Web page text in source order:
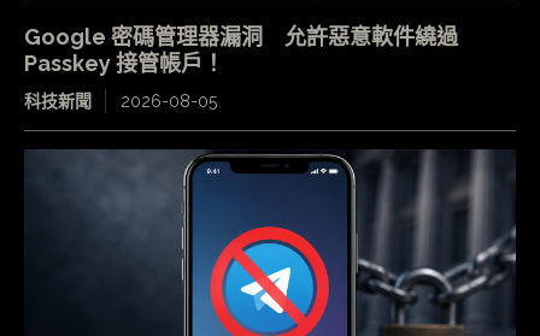
Google 密碼管理器漏洞 允許惡意軟件繞過
Passkey 接管帳戶！
科技新聞 2026-08-05